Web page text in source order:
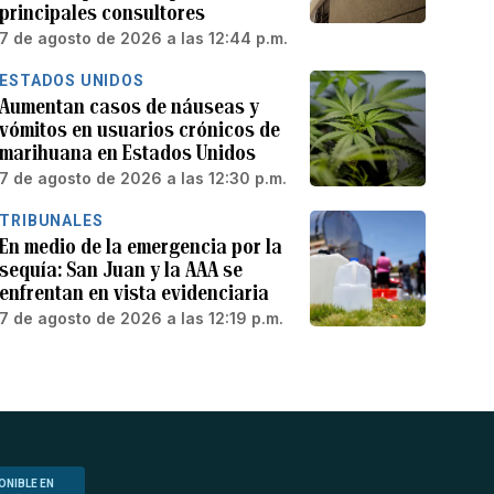
principales consultores
7 de agosto de 2026 a las 12:44 p.m.
ESTADOS UNIDOS
Aumentan casos de náuseas y
vómitos en usuarios crónicos de
marihuana en Estados Unidos
7 de agosto de 2026 a las 12:30 p.m.
TRIBUNALES
En medio de la emergencia por la
sequía: San Juan y la AAA se
enfrentan en vista evidenciaria
7 de agosto de 2026 a las 12:19 p.m.
EN